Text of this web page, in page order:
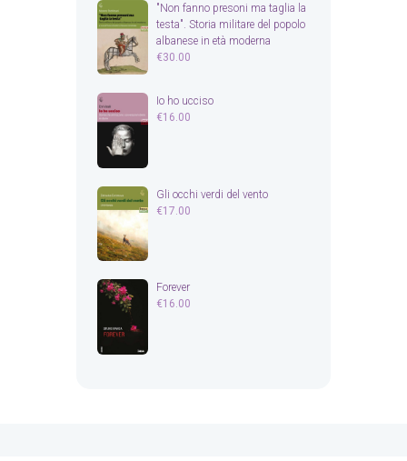
"Non fanno presoni ma taglia la
testa". Storia militare del popolo
albanese in età moderna
€30.00
Io ho ucciso
€16.00
Gli occhi verdi del vento
€17.00
Forever
€16.00